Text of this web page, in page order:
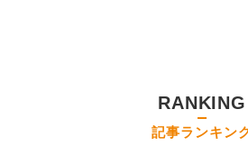
RANKING
記事ランキン